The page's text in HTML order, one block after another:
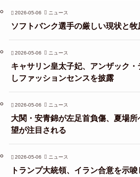
2026-05-06 ニュース
ソフトバンク選手の厳しい現状と
2026-05-06 ニュース
キャサリン皇太子妃、アンザック
しファッションセンスを披露
2026-05-06 ニュース
大関・安青錦が左足首負傷、夏場
望が注目される
2026-05-06 ニュース
トランプ大統領、イラン合意を示